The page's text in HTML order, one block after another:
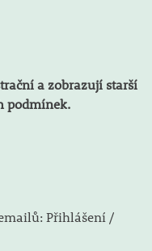
a zobrazují starší
podmínek.
Přihlášení /